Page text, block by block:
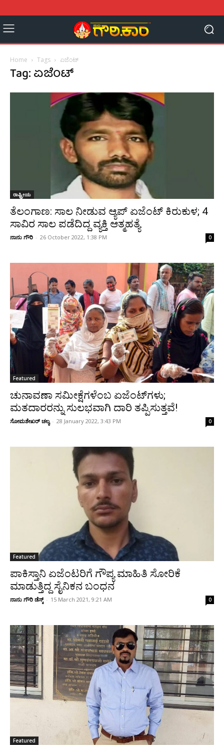
Home Tags ಏಜೆಂಟ್
Tag: ಏಜೆಂಟ್
ರಾಷ್ಟ್ರೀಯ
ತೆಲಂಗಾಣ: ಸಾಲ ನೀಡುವ ಆ್ಯಪ್ ಏಜೆಂಟ್‌‌ ಕಿರುಕುಳ; 4
ಸಾವಿರ ಸಾಲ ಪಡೆದಿದ್ದ ವ್ಯಕ್ತಿ ಆತ್ಮಹತ್ಯೆ
ನಾನು ಗೌರಿ - 26 October 2022, 1:38 PM 0
Featured
ಚುನಾವಣಾ ಸಮೀಕ್ಷೆಗಳೆಂಬ ಏಜೆಂಟ್‌ಗಳು;
ಮತದಾರರನ್ನು ಸುಲಭವಾಗಿ ದಾರಿ ತಪ್ಪಿಸುತ್ತವೆ!
ಸೋಮಶೇಖರ್ ಚಲ್ಯ - 28 January 2022, 3:43 PM 0
Featured
ಪಾಕಿಸ್ತಾನಿ ಏಜೆಂಟರಿಗೆ ಗೌಪ್ಯ ಮಾಹಿತಿ ಸೋರಿಕೆ
ಮಾಡುತ್ತಿದ್ದ ಸೈನಿಕನ ಬಂಧನ
ನಾನು ಗೌರಿ ಡೆಸ್ಕ್ - 15 March 2021, 9:21 AM 0
Featured